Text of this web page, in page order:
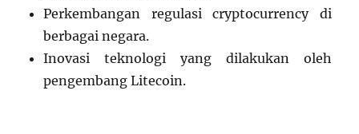
Perkembangan regulasi cryptocurrency di
berbagai negara.
Inovasi teknologi yang dilakukan oleh
pengembang Litecoin.